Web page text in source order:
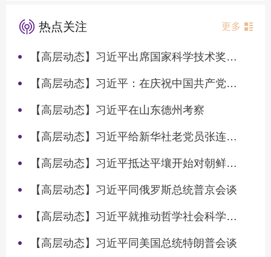
热点关注 更多
【高层动态】习近平出席国家科学技术奖励大会两院院士大会中国科协第十一次全国代表大会并发表重要讲话
【高层动态】习近平：在庆祝中国共产党成立105周年大会上的讲话
【高层动态】习近平在山东德州考察
【高层动态】习近平给新华社老党员张连生回信强调 传承红色基因 在新征程上书写优异答卷
【高层动态】习近平抵达平壤开始对朝鲜进行国事访问
【高层动态】习近平同俄罗斯总统普京会谈
【高层动态】习近平就推动哲学社会科学高质量发展作出重要指示
【高层动态】习近平同美国总统特朗普会谈